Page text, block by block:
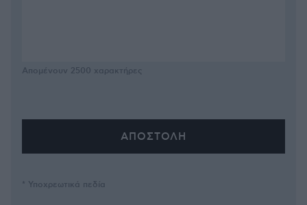
Απομένουν 2500 χαρακτήρες
* Υποχρεωτικά πεδία